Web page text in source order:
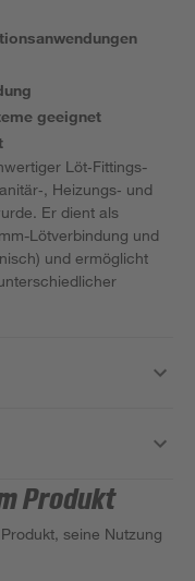
geeignet
Löt‑Fittings-
Heizungs‑ und
Er dient als
Lötverbindung und
und ermöglicht
Produkt
seine Nutzung